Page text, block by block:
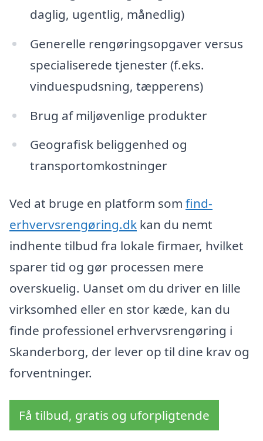
daglig, ugentlig, månedlig)
Generelle rengøringsopgaver versus
specialiserede tjenester (f.eks.
vinduespudsning, tæpperens)
Brug af miljøvenlige produkter
Geografisk beliggenhed og
transportomkostninger
Ved at bruge en platform som find-
erhvervsrengøring.dk kan du nemt
indhente tilbud fra lokale firmaer, hvilket
sparer tid og gør processen mere
overskuelig. Uanset om du driver en lille
virksomhed eller en stor kæde, kan du
finde professionel erhvervsrengøring i
Skanderborg, der lever op til dine krav og
forventninger.
Få tilbud, gratis og uforpligtende